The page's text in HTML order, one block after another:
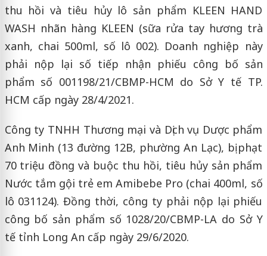
thu hồi và tiêu hủy lô sản phẩm KLEEN HAND
WASH nhãn hàng KLEEN (sữa rửa tay hương trà
xanh, chai 500ml, số lô 002). Doanh nghiệp này
phải nộp lại số tiếp nhận phiếu công bố sản
phẩm số 001198/21/CBMP-HCM do Sở Y tế TP.
HCM cấp ngày 28/4/2021.
Công ty TNHH Thương mại và Dịch vụ Dược phẩm
Anh Minh (13 đường 12B, phường An Lạc), bị phạt
70 triệu đồng và buộc thu hồi, tiêu hủy sản phẩm
Nước tắm gội trẻ em Amibebe Pro (chai 400ml, số
lô 031124). Đồng thời, công ty phải nộp lại phiếu
công bố sản phẩm số 1028/20/CBMP-LA do Sở Y
tế tỉnh Long An cấp ngày 29/6/2020.